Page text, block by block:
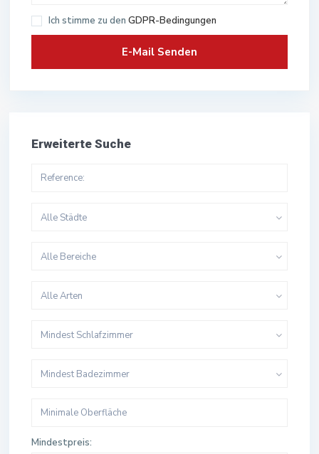
Ich stimme zu den GDPR-Bedingungen
Erweiterte Suche
Alle Städte
Alle Bereiche
Alle Arten
Mindest Schlafzimmer
Mindest Badezimmer
Mindestpreis: